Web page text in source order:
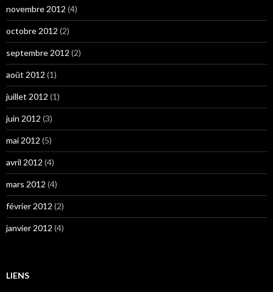
novembre 2012 (4)
octobre 2012 (2)
septembre 2012 (2)
août 2012 (1)
juillet 2012 (1)
juin 2012 (3)
mai 2012 (5)
avril 2012 (4)
mars 2012 (4)
février 2012 (2)
janvier 2012 (4)
LIENS